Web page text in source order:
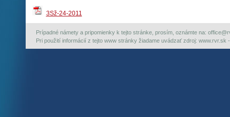
3Sž-24-2011
Prípadné námety a pripomienky k tejto stránke, prosím, oznámte na:
Pri použití informácií z tejto www stránky žiadame uvádzať zdroj: www.rvr.sk